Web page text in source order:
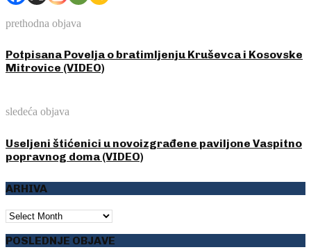
prethodna objava
Potpisana Povelja o bratimljenju Kruševca i Kosovske
Mitrovice (VIDEO)
sledeća objava
Useljeni štićenici u novoizgrađene paviljone Vaspitno
popravnog doma (VIDEO)
ARHIVA
ARHIVA
POSLEDNJE OBJAVE